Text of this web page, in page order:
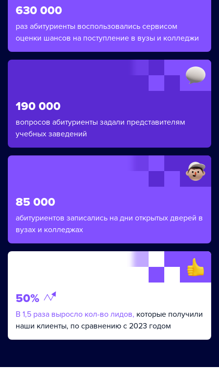
630 000
раз абитуриенты воспользовались сервисом
оценки шансов на поступление в вузы и колледжи
190 000
вопросов абитуриенты задали представителям
учебных заведений
85 000
абитуриентов записались на дни открытых дверей в
вузах и колледжах
50%
В 1,5 раза выросло кол-во лидов, которые получили
наши клиенты, по сравнению с 2023 годом